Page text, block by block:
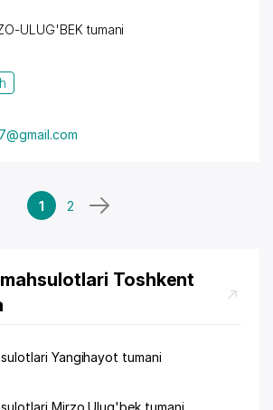
ULUG'BEK tumani
1 2
Toshkent
Yangihayot tumani
Mirzo Ulug'bek tumani